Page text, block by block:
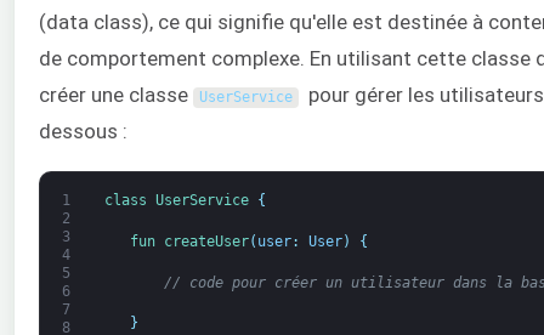
(data class), ce qui signifie qu'elle est destinée à
de comportement complexe. En utilisant cette classe
créer une classe
UserService pour gérer les
dessous :
1
2
3
4
5
6
7
8
class UserService {
fun createUser( user: User) {
// code pour créer un utilisateur dans la
}